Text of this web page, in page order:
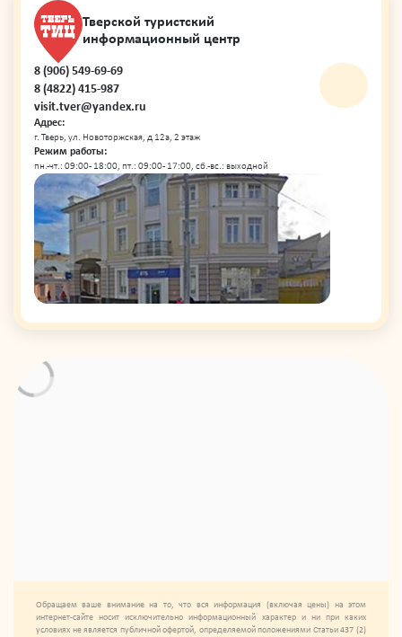
Тверской туристский
информационный центр
8 (906) 549-69-69
8 (4822) 415-987
visit.tver@yandex.ru
Адрес:
г. Тверь, ул. Новоторжская, д 12а, 2 этаж
Режим работы:
пн.-чт.: 09:00 - 18:00, пт.: 09:00 - 17:00, сб.-вс.: выходной
Обращаем ваше внимание на то, что вся информация (включая цены) на этом
интернет-сайте носит исключительно информационный характер и ни при каких
условиях не является публичной офертой, определяемой положениями Статьи 437 (2)